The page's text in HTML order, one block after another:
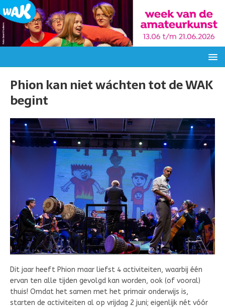
Phion kan niet wáchten tot de WAK
begint
Dit jaar heeft Phion maar liefst 4 activiteiten, waarbij één
ervan ten alle tijden gevolgd kan worden, ook (of vooral)
thuis! Omdat het samen met het primair onderwijs is,
starten de activiteiten al op vrijdag 2 juni; eigenlijk nét vóór